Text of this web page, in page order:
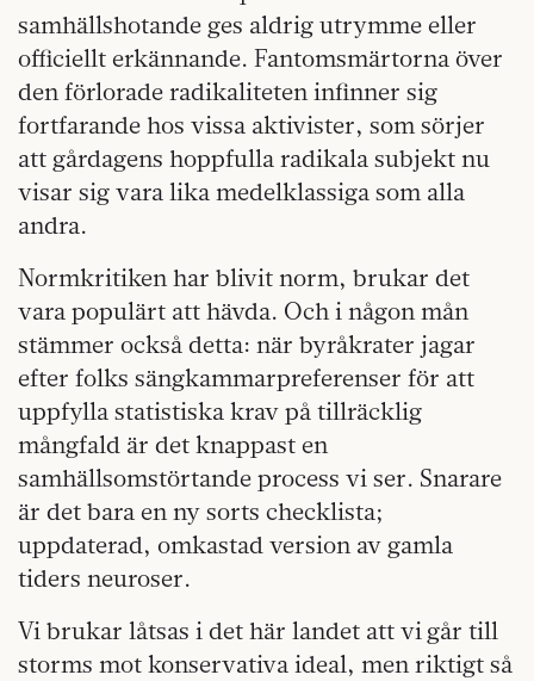
samhällshotande ges aldrig utrymme eller
officiellt erkännande. Fantomsmärtorna över
den förlorade radikaliteten infinner sig
fortfarande hos vissa aktivister, som sörjer
att gårdagens hoppfulla radikala subjekt nu
visar sig vara lika medelklassiga som alla
andra.
Normkritiken har blivit norm, brukar det
vara populärt att hävda. Och i någon mån
stämmer också detta: när byråkrater jagar
efter folks sängkammarpreferenser för att
uppfylla statistiska krav på tillräcklig
mångfald är det knappast en
samhällsomstörtande process vi ser. Snarare
är det bara en ny sorts checklista;
uppdaterad, omkastad version av gamla
tiders neuroser.
Vi brukar låtsas i det här landet att vi går till
storms mot konservativa ideal, men riktigt så